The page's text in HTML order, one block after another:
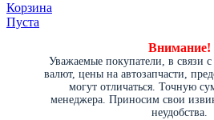
Корзина
Пуста
Внимание!
Уважаемые покупатели, в связи
валют, цены на автозапчасти,
могут отличаться. Точную
менеджера. Приносим свои
неудобства.